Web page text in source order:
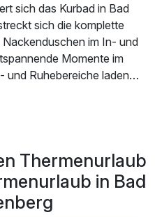
sich das Kurbad in Bad
sich die komplette
im In- und
Momente im
und Ruhebereiche laden
der Bistro-Küche
Speisen auf der
fröhlichen Farbgebung.
im
Thermenurlaub
in Bad